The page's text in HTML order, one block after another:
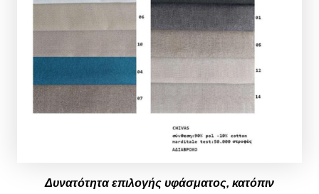
Δυνατότητα επιλογής υφάσματος, κατόπιν